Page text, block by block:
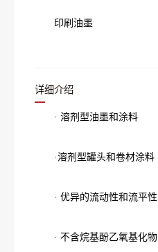
印刷油墨
详细介绍
· 溶剂型油墨和涂料
·溶剂型罐头和卷材涂料
· 优异的流动性和流平性
· 不含烷基酚乙氧基化物